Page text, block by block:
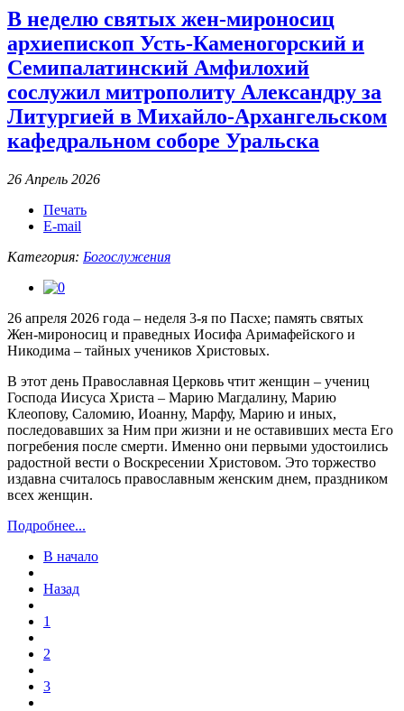
В неделю святых жен-мироносиц
архиепископ Усть-Каменогорский и
Семипалатинский Амфилохий
сослужил митрополиту Александру за
Литургией в Михайло-Архангельском
кафедральном соборе Уральска
26 Апрель 2026
Печать
E-mail
Категория: Богослужения
26 апреля 2026 года – неделя 3-я по Пасхе; память святых
Жен-мироносиц и праведных Иосифа Аримафейского и
Никодима – тайных учеников Христовых.
В этот день Православная Церковь чтит женщин – учениц
Господа Иисуса Христа – Марию Магдалину, Марию
Клеопову, Саломию, Иоанну, Марфу, Марию и иных,
последовавших за Ним при жизни и не оставивших места Его
погребения после смерти. Именно они первыми удостоились
радостной вести о Воскресении Христовом. Это торжество
издавна считалось православным женским днем, праздником
всех женщин.
Подробнее...
В начало
Назад
1
2
3